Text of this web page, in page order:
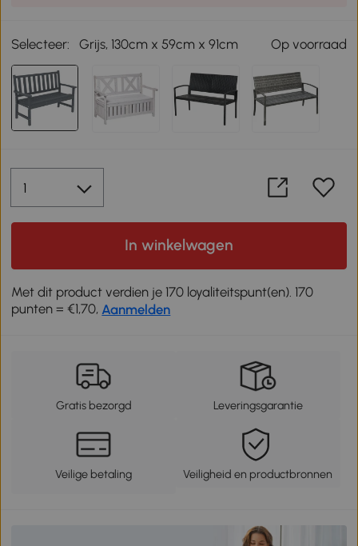
Selecteer: Grijs, 130cm x 59cm x 91cm Op voorraad
In winkelwagen
Met dit product verdien je 170 loyaliteitspunt(en). 170
punten = €1,70, Aanmelden
Gratis bezorgd Leveringsgarantie
Veilige betaling Veiligheid en productbronnen